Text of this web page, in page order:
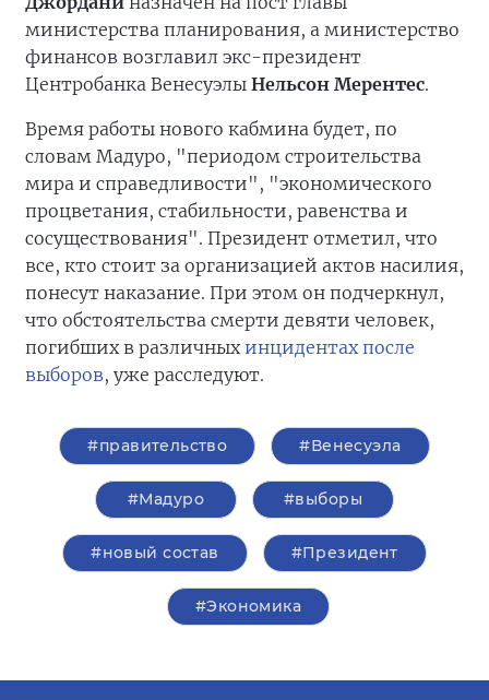
министерства планирования, а министерство
финансов возглавил экс-президент
Центробанка Венесуэлы Нельсон Мерентес.
Время работы нового кабмина будет, по
словам Мадуро, "периодом строительства
мира и справедливости", "экономического
процветания, стабильности, равенства и
сосуществования". Президент отметил, что
все, кто стоит за организацией актов насилия,
понесут наказание. При этом он подчеркнул,
что обстоятельства смерти девяти человек,
погибших в различныхинцидентах после
выборов, уже расследуют.
#правительство #Венесуэла
#Мадуро #выборы
#новый состав #Президент
#Экономика